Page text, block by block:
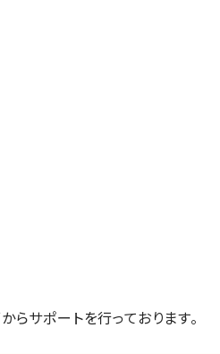
サポートを行っております。